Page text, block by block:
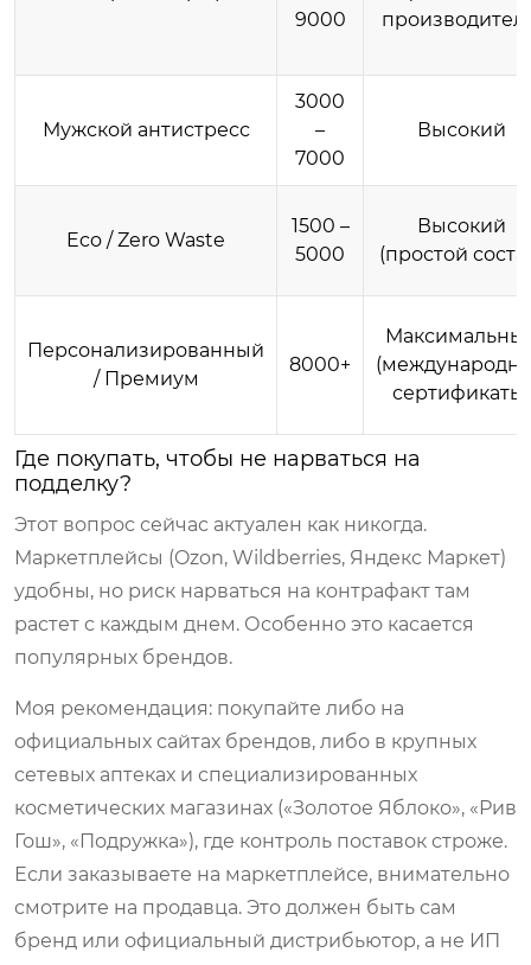
9000
Мужской антистресс
3000
–
7000
Высокий
Eco / Zero Waste
1500 –
5000
Высокий
(простой
Персонализированный
/ Премиум
8000+
сертификаты)
Где покупать, чтобы не нарваться на
подделку?
Этот вопрос сейчас актуален как никогда.
Маркетплейсы (Ozon, Wildberries, Яндекс Маркет)
удобны, но риск нарваться на контрафакт там
растет с каждым днем. Особенно это касается
популярных брендов.
Моя рекомендация: покупайте либо на
официальных сайтах брендов, либо в крупных
сетевых аптеках и специализированных
косметических магазинах («Золотое Яблоко», «Рив
Гош», «Подружка»), где контроль поставок строже.
Если заказываете на маркетплейсе, внимательно
смотрите на продавца. Это должен быть сам
бренд или официальный дистрибьютор, а не ИП